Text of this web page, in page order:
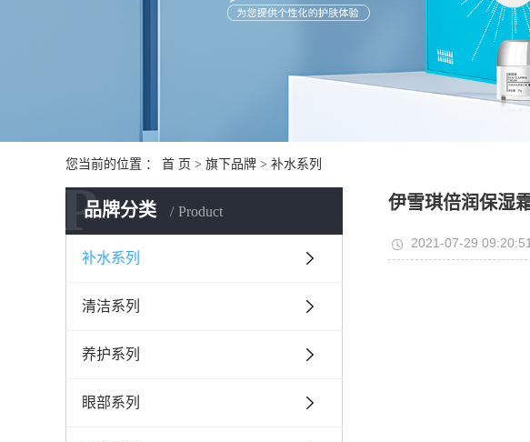
您当前的位置 ： 首 页 > 旗下品牌 > 补水系列
品牌分类 Product
P
补水系列
清洁系列
养护系列
眼部系列
伊雪琪倍润保湿
2021-07-29